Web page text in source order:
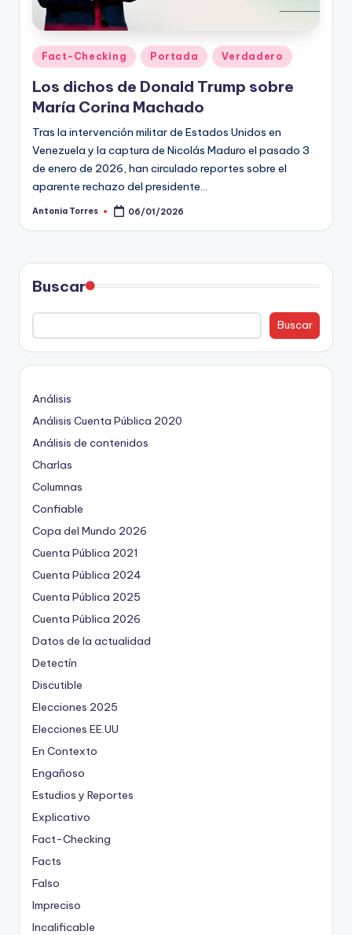
t
o
s
y
F
a
c
t
-
h
e
c
ki
g
Publicado
en
Fact-Checking Portada Verdadero
Los dichos de Donald Trump sobre
María Corina Machado
Tras la intervención militar de Estados Unidos en
Venezuela y la captura de Nicolás Maduro el pasado 3
de enero de 2026, han circulado reportes sobre el
aparente rechazo del presidente…
Publicado
Antonia Torres 06/01/2026
Buscar
Buscar
Análisis
Análisis Cuenta Pública 2020
Análisis de contenidos
Charlas
Columnas
Confiable
Copa del Mundo 2026
Cuenta Pública 2021
Cuenta Pública 2024
Cuenta Pública 2025
Cuenta Pública 2026
Datos de la actualidad
Detectín
Discutible
Elecciones 2025
Elecciones EE.UU
En Contexto
Engañoso
Estudios y Reportes
Explicativo
Fact-Checking
Facts
Falso
Impreciso
Incalificable